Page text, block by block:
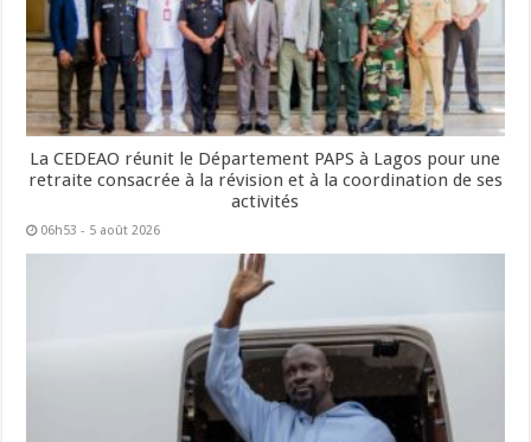
La CEDEAO réunit le Département PAPS à Lagos pour une
retraite consacrée à la révision et à la coordination de ses
activités
06h53 - 5 août 2026